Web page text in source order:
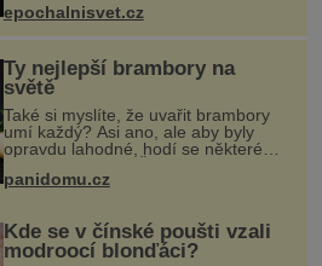
nevidí budovu ani spolužáky. Místo
nich se před ní tyčí cosi temn
epochalnisvet.cz
Ty nejlepší brambory na
světě
Také si myslíte, že uvařit brambory
umí každý? Asi ano, ale aby byly
opravdu lahodné, hodí se některé
varné typy od A, tedy na saláty, po D
panidomu.cz
Kde se v čínské poušti vzali
modroocí blonďáci?